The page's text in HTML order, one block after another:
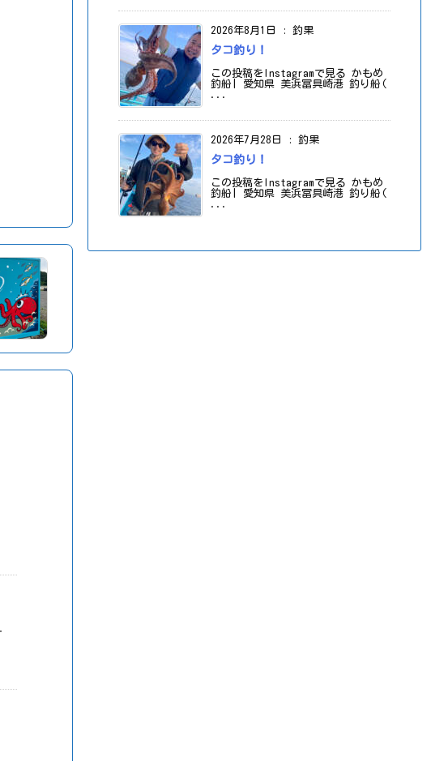
2026年8月1日 : 釣果
タコ釣り！
この投稿をInstagramで見る かもめ
釣船| 愛知県 美浜冨具崎港 釣り船(
...
2026年7月28日 : 釣果
タコ釣り！
この投稿をInstagramで見る かもめ
釣船| 愛知県 美浜冨具崎港 釣り船(
...